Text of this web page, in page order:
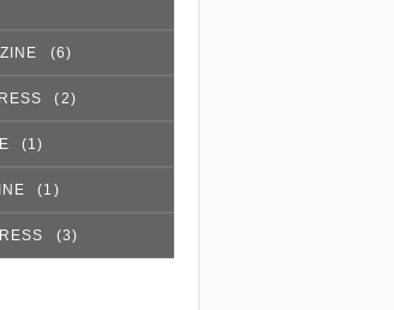
(6)
(2)
(1)
(1)
(3)